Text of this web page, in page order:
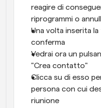
reagire di
riprogrammi o
Una volta inserita la
conferma
Vedrai ora un
"Crea contatto"
Clicca su di esso
persona con cui
riunione